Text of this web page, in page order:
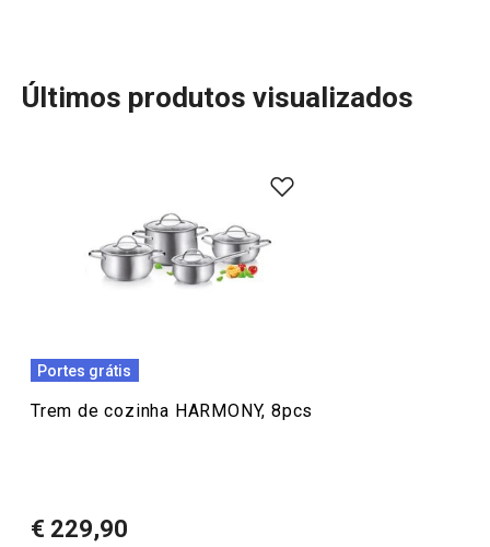
Mais Vendidos
Últimos produtos visualizados
Portes grátis
Trem de cozinha HARMONY, 8pcs
€ 229,90